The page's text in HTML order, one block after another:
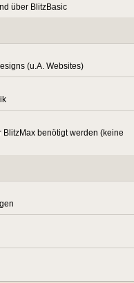
über BlitzBasic
(u.A. Websites)
BlitzMax benötigt werden (keine